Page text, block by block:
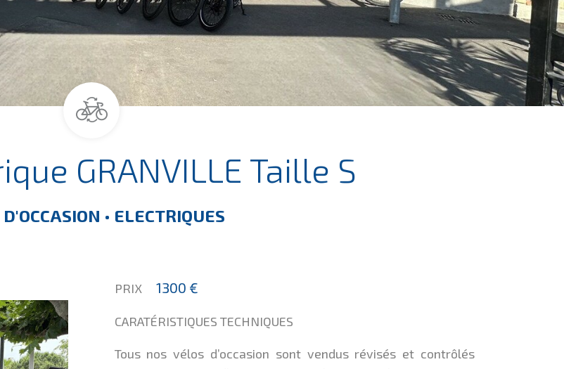
GRANVILLE Taille S
• ELECTRIQUES
PRIX 1300 €
CARATÉRISTIQUES TECHNIQUES
Tous nos vélos d’occasion sont vendus révisés et contrôlés